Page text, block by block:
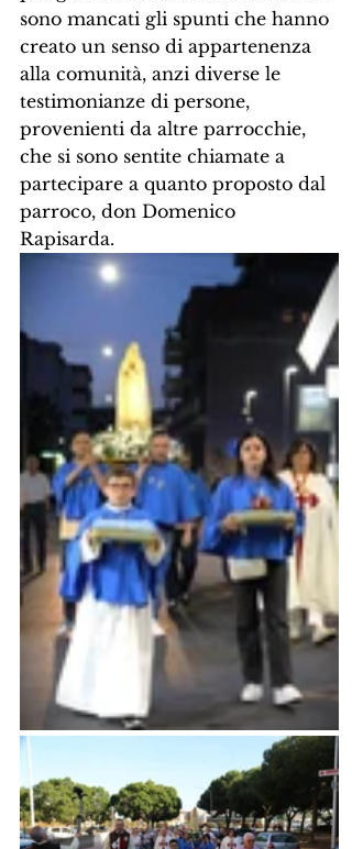
sono mancati gli spunti che hanno
creato un senso di appartenenza
alla comunità, anzi diverse le
testimonianze di persone,
provenienti da altre parrocchie,
che si sono sentite chiamate a
partecipare a quanto proposto dal
parroco, don Domenico
Rapisarda.